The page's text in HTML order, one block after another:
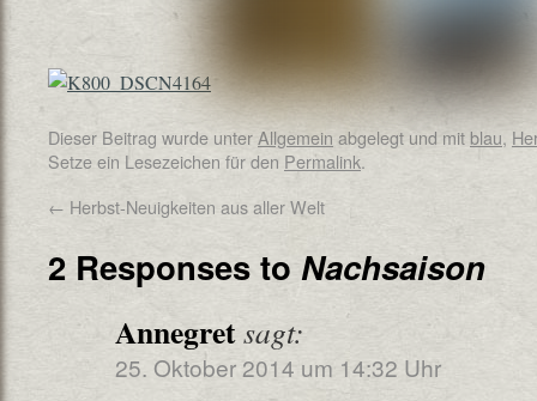
Dieser Beitrag wurde unterAllgemein abgelegt und mit blau,
Setze ein Lesezeichen für den Permalink.
← Herbst-Neuigkeiten aus aller Welt
2 Responses toNachsaison
Annegretsagt:
25. Oktober 2014 um 14:32 Uhr